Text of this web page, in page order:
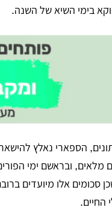
בימי השיא של השנה.
הספארי נאלץ
מלאים, ובראשם ימי
סכומים אלו מיועדים
החיים.